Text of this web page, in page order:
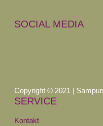
SOCIAL MEDIA
Copyright © 2021 |
SERVICE
Kontakt